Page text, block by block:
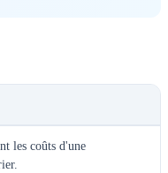
les coûts d'une